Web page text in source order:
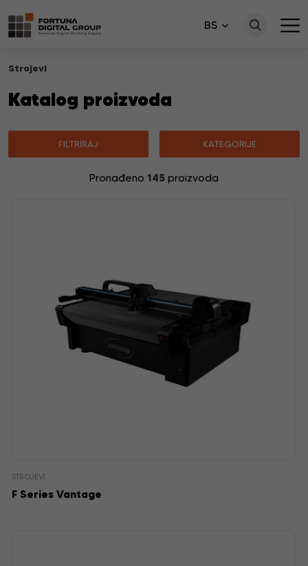
BS
Strojevi
Katalog proizvoda
FILTRIRAJ KATEGORIJE
Pronađeno 145 proizvoda
STROJEVI
F Series Vantage